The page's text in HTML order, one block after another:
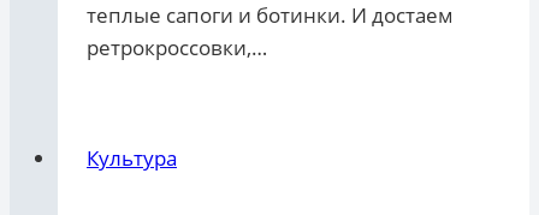
теплые сапоги и ботинки. И достаем
ретрокроссовки,…
Культура